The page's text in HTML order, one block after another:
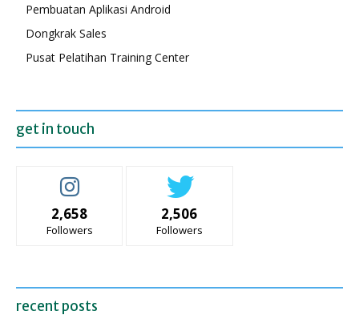
Pembuatan Aplikasi Android
Dongkrak Sales
Pusat Pelatihan Training Center
get in touch
2,658
Followers
2,506
Followers
recent posts